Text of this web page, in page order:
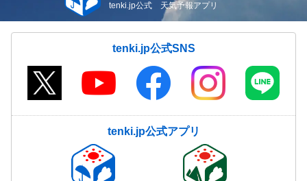
tenki.jp公式 天気予報アプリ
tenki.jp公式SNS
tenki.jp公式アプリ